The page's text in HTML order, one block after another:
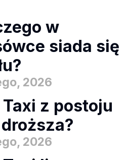
w
siada się
2026
z postoju
2026